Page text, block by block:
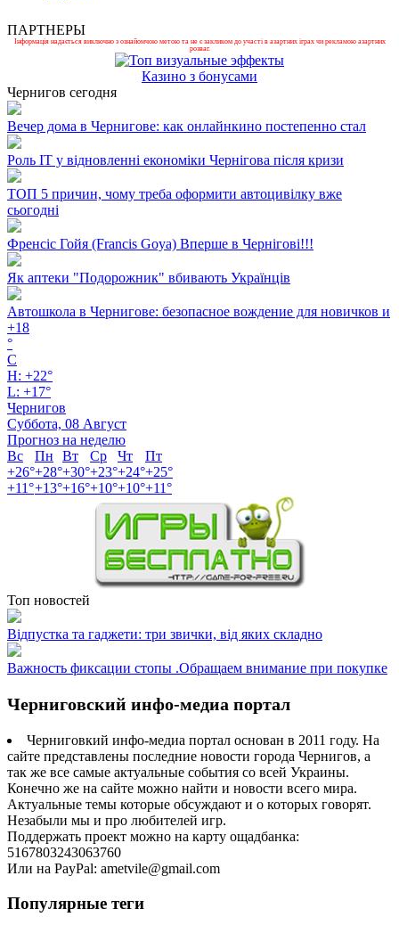
ПАРТНЕРЫ
Інформація надається виключно з ознайомчою метою та не є закликом до участі в азартних іграх чи рекламою азартних
розваг.
Казино з бонусами
Чернигов сегодня
Вечер дома в Чернигове: как онлайнкино постепенно стал
Роль ІТ у відновленні економіки Чернігова після кризи
ТОП 5 причин, чому треба оформити автоцивілку вже
сьогодні
Френсіс Гойя (Francis Goya) Вперше в Чернігові!!!
Як аптеки "Подорожник" вбивають Українців
Автошкола в Чернигове: безопасное вождение для новичков и
+18
°
C
H: +22°
L: +17°
Чернигов
Суббота, 08 Август
Прогноз на неделю
Вс
Пн Вт Ср Чт
Пт
+26°+28°+30°+23°+24°+25°
+11°+13°+16°+10°+10°+11°
Топ новостей
Відпустка та гаджети: три звички, від яких складно
Важность фиксации стопы .Обращаем внимание при покупке
Черниговский инфо-медиа портал
Черниговкий инфо-медиа портал основан в 2011 году. На
сайте представлены последние новости города Чернигов, а
так же все самые актуальные события со всей Украины.
Конечно же на сайте можно найти и новости всего мира.
Актуальные темы которые обсуждают и о которых говорят.
Незабыли мы и про любителей игр.
Поддержать проект можно на карту ощадбанка:
5167803243063760
Или на PayPal: ametvile@gmail.com
Популярные теги